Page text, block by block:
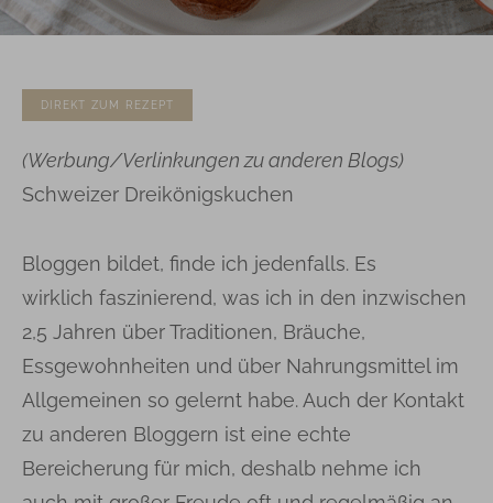
DIREKT ZUM REZEPT
(Werbung/Verlinkungen zu anderen Blogs)
Schweizer Dreikönigskuchen
Bloggen bildet, finde ich jedenfalls. Es
wirklich fas­zi­nie­rend, was ich in den inzwischen
2,5 Jahren über Traditionen, Bräuche,
Essgewohnheiten und über Nahrungsmittel im
Allgemeinen so gelernt habe. Auch der Kontakt
zu anderen Bloggern ist eine echte
Bereicherung für mich, deshalb nehme ich